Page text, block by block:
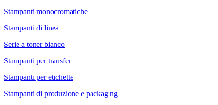
Stampanti monocromatiche
Stampanti di linea
Serie a toner bianco
Stampanti per transfer
Stampanti per etichette
Stampanti di produzione e packaging